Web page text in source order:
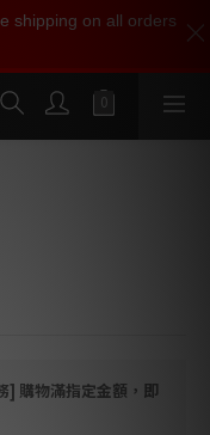
] 購物滿指定金額，即
金】【點數回贈 1點數
和【點數回贈】登記
?
shipping on all orders